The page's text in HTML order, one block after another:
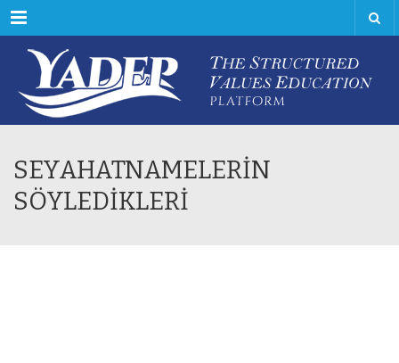
Menu
SEYAHATNAMELERİN
SÖYLEDİKLERİ